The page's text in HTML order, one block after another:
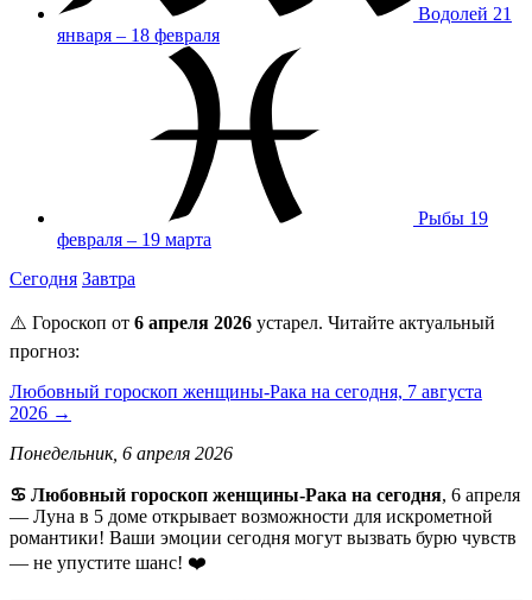
Водолей 21
января – 18 февраля
Рыбы 19
февраля – 19 марта
Сегодня Завтра
⚠️ Гороскоп от 6 апреля 2026 устарел. Читайте актуальный
прогноз:
Любовный гороскоп женщины-Рака на сегодня, 7 августа
2026 →
Понедельник, 6 апреля 2026
♋️ Любовный гороскоп женщины-Рака на сегодня, 6 апреля
— Луна в 5 доме открывает возможности для искрометной
романтики! Ваши эмоции сегодня могут вызвать бурю чувств
— не упустите шанс! ❤️